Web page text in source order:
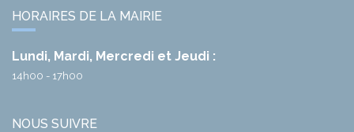
HORAIRES DE LA MAIRIE
Lundi, Mardi, Mercredi et Jeudi :
14h00 - 17h00
NOUS SUIVRE